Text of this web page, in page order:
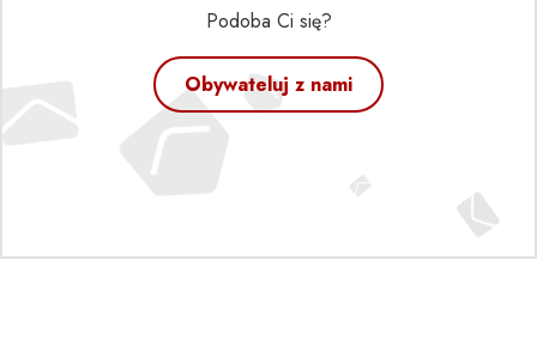
Podoba Ci się?
Obywateluj z nami